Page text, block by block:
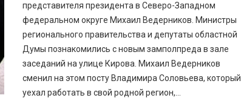
представителя президента в Северо-Западном
федеральном округе Михаил Ведерников. Министры
регионального правительства и депутаты областной
Думы познакомились с новым замполпреда в зале
заседаний на улице Кирова. Михаил Ведерников
сменил на этом посту Владимира Соловьева, который
уехал работать в свой родной регион,...